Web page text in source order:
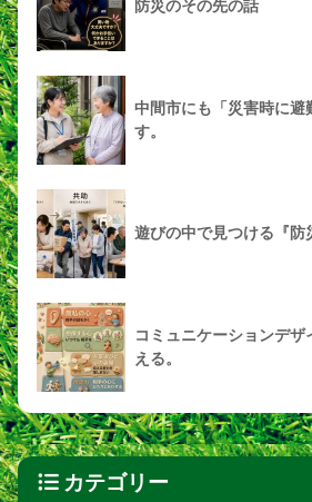
防災のその先の話
中間市にも「災害時に避
す。
遊びの中で見つける『防
コミュニケーションデ
える。
カテゴリー